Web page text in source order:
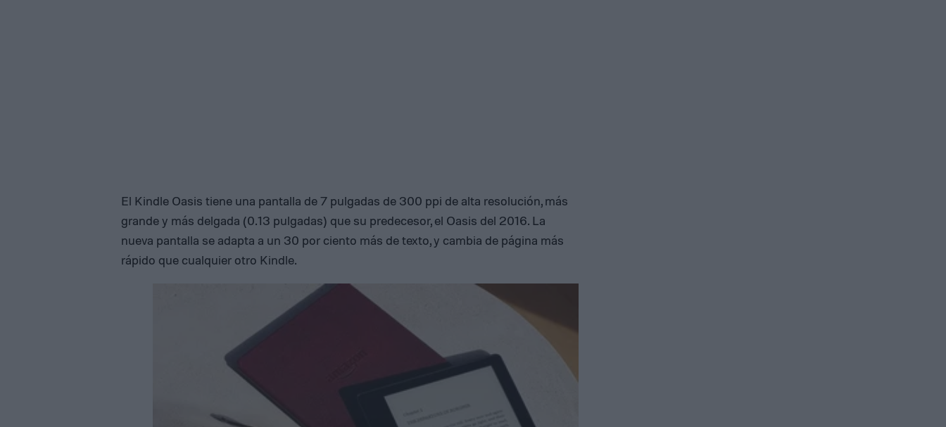
El Kindle Oasis tiene una pantalla de 7 pulgadas de 300 ppi de alta resolución, más
grande y más delgada (0.13 pulgadas) que su predecesor, el Oasis del 2016. La
nueva pantalla se adapta a un 30 por ciento más de texto, y cambia de página más
rápido que cualquier otro Kindle.